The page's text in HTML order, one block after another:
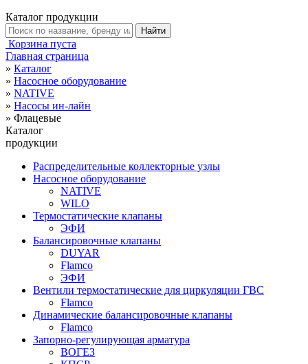
Каталог продукции
Корзина пуста
Главная страница
» Каталог
» Насосное оборудование
» NATIVE
» Насосы ин-лайн
» Флацевые
Каталог
продукции
Распределительные коллекторные узлы
Насосное оборудование
NATIVE
WILO
Термостатические клапаны
ЭФИ
Балансировочные клапаны
DUYAR
Flamco
ЭФИ
Вентили термостатические для циркуляции ГВС
Flamco
Динамические балансировочные клапаны
Flamco
Запорно-регулирующая арматура
ВОГЕЗ